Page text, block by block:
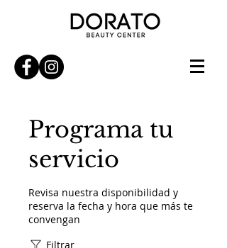
Programa tu
servicio
Revisa nuestra disponibilidad y
reserva la fecha y hora que más te
convengan
Filtrar